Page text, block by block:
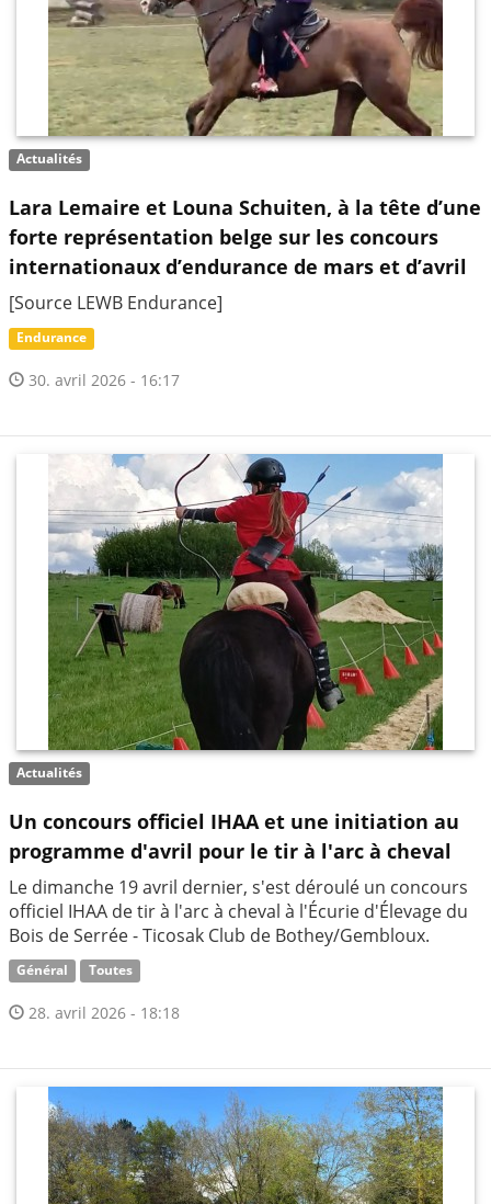
Actualités
Lara Lemaire et Louna Schuiten, à la tête d’une
forte représentation belge sur les concours
internationaux d’endurance de mars et d’avril
[Source LEWB Endurance]
Endurance
30. avril 2026 - 16:17
Actualités
Un concours officiel IHAA et une initiation au
programme d'avril pour le tir à l'arc à cheval
​Le dimanche 19 avril dernier, s'est déroulé un concours
officiel IHAA de tir à l'arc à cheval à l'Écurie d'Élevage du
Bois de Serrée - Ticosak Club de Bothey/Gembloux.
Général Toutes
28. avril 2026 - 18:18